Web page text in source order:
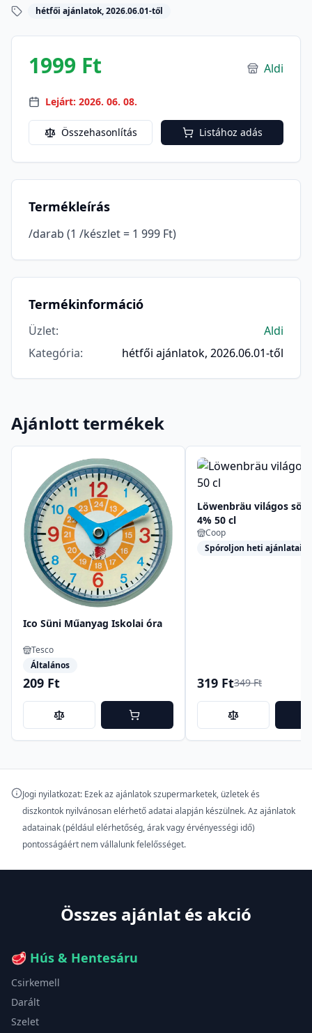
hétfői ajánlatok, 2026.06.01-től
1999 Ft Aldi
Lejárt: 2026. 06. 08.
Összehasonlítás Listához adás
Termékleírás
/darab (1 /készlet = 1 999 Ft)
Termékinformáció
Üzlet:
Aldi
Kategória: hétfői ajánlatok, 2026.06.01-től
Ajánlott termékek
Ico Süni Műanyag Iskolai óra
Tesco
Általános
209 Ft
Löwenbräu világos sör
4% 50 cl
Coop
Spóroljon heti
319 Ft349 Ft
Jogi nyilatkozat: Ezek az ajánlatok szupermarketek, üzletek és
diszkontok nyilvánosan elérhető adatai alapján készülnek. Az ajánlatok
adatainak (például elérhetőség, árak vagy érvényességi idő)
pontosságáért nem vállalunk felelősséget.
Összes ajánlat és akció
🥩 Hús & Hentesáru
Csirkemell
Darált
Szelet